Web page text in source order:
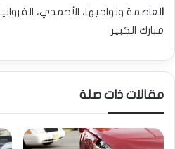
لعاصمة ونواحيها، الأحمدي،
مبارك الكبير.
مقالات ذات صلة